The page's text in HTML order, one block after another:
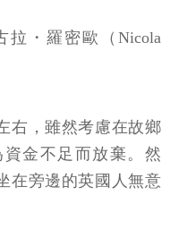
拉・羅密歐（Nicola
右，雖然考慮在故鄉
金不足而放棄。然
在旁邊的英國人無意